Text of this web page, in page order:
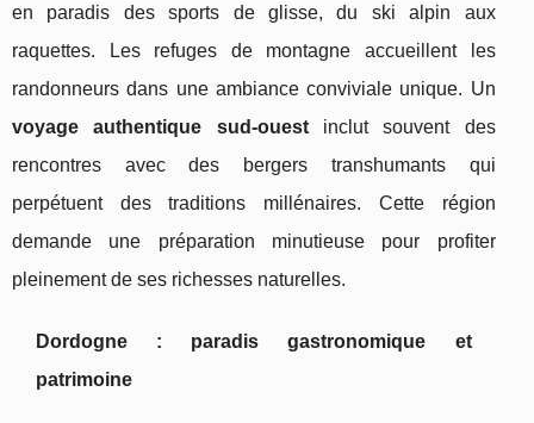
en paradis des sports de glisse, du ski alpin aux
raquettes. Les refuges de montagne accueillent les
randonneurs dans une ambiance conviviale unique. Un
voyage authentique sud-ouestinclut souvent des
rencontres avec des bergers transhumants qui
perpétuent des traditions millénaires. Cette région
demande une préparation minutieuse pour profiter
pleinement de ses richesses naturelles.
Dordogne : paradis gastronomique et
patrimoine